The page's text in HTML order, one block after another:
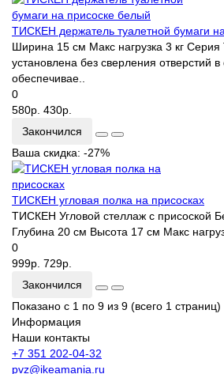
ТИСКЕН держатель туалетной бумаги
Ширина 15 см Макс нагрузка 3 кг
установлена без сверления отверстий в
обеспечивае..
0
580р. 430р.
Закончился
Ваша скидка: -27%
ТИСКЕН угловая полка на присосках
ТИСКЕН Угловой стеллаж с присоской
Глубина 20 см Высота 17 см Макс
0
999р. 729р.
Закончился
Показано с 1 по 9 из 9 (всего 1 страниц)
Информация
Наши контакты
+7 351 202-04-32
pvz@ikeamania.ru